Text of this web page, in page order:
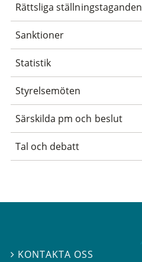
Rättsliga ställningstaganden
Sanktioner
Statistik
Styrelsemöten
Särskilda pm och beslut
Tal och debatt
 KONTAKTA OSS